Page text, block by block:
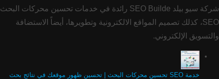
شركة سيو بيلد SEO Builde رائدة في خدمات تحسين محركات البحث
SEO، كذلك تصميم المواقع الالكترونية وتطويرها، أيضاً الاستضافة
والتسويق الإلكتروني.
خدمة SEO تحسين محركات البحث | تحسين ظهور موقعك في نتائج بحث